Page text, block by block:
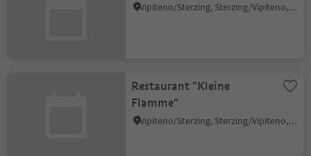
Vipiteno/Sterzing, Sterzing/Vipiteno, Sterzing/Vipiteno and environs
Restaurant "Kleine
Flamme"
Vipiteno/Sterzing, Sterzing/Vipiteno, Sterzing/Vipiteno and environs